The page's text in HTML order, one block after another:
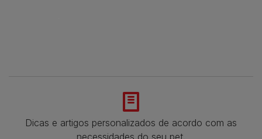
Dicas e artigos personalizados de acordo com as
necessidades do seu pet.